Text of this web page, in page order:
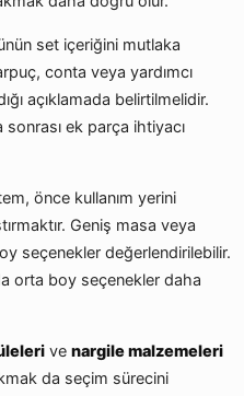
set içeriğini mutlaka
conta veya yardımcı
açıklamada belirtilmelidir.
ek parça ihtiyacı
önce kullanım yerini
Geniş masa veya
seçenekler değerlendirilebilir.
orta boy seçenekler daha
ve nargile malzemeleri
da seçim sürecini